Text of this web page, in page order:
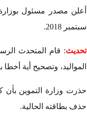
أعلن مصدر مسئول
سبتمبر 2018.
تحديث: قام المتحدث
المواليد، وتصحيح أية
حذف بطاقته الحالية.